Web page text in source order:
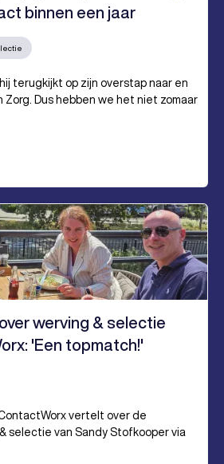
binnen een jaar
terugkijkt op zijn overstap naar en
Zorg. Dus hebben we het niet zomaar
werving & selectie
'Een topmatch!'
vertelt over de
selectie van Sandy Stofkooper via